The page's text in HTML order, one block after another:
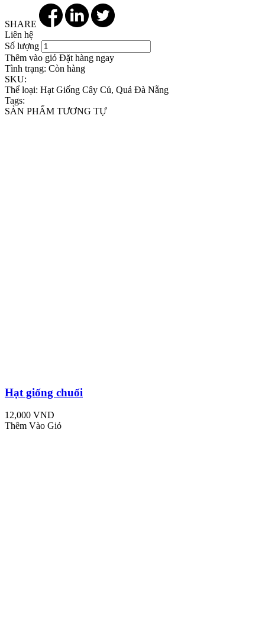
SHARE
Liên hệ
Số lượng
Thêm vào giỏ Đặt hàng ngay
Tình trạng: Còn hàng
SKU:
Thể loại: Hạt Giống Cây Củ, Quả Đà Nẵng
Tags:
SẢN PHẨM TƯƠNG TỰ
Hạt giống chuối
12,000 VND
Thêm Vào Giỏ